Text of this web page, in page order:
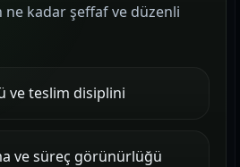
kadar şeffaf ve düzenli
ve teslim disiplini
ve süreç görünürlüğü